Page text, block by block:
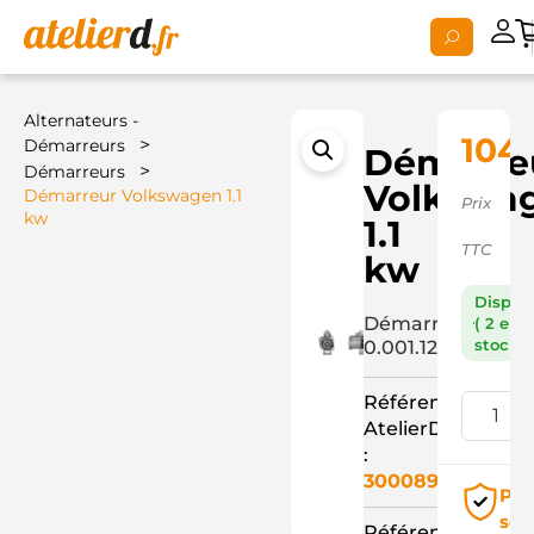
Alternateurs -
Démarreurs
>
Démarreurs >
Démarreur Volkswagen 1.1
kw
1.1
kw
Démarreur
0.001.121.032+
Référence
AtelierD
:
3000892
Prix
TTC
( 2 en
stock )